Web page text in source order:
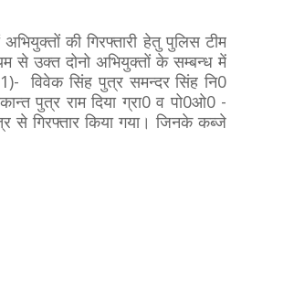
की गिरफ्तारी हेतु पुलिस टीम
से उक्त दोनो अभियुक्तों के सम्बन्ध में
विवेक सिंह पुत्र समन्दर सिंह नि0
पुत्र राम दिया ग्रा0 व पो0ओ0 -
से गिरफ्तार किया गया। जिनके कब्जे